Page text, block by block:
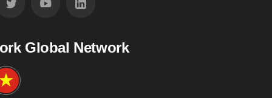
Global Network